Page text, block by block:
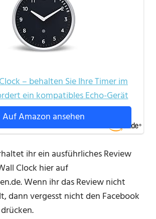
– behalten Sie Ihre Timer im
ein kompatibles Echo-Gerät
Auf Amazon ansehen
ihr ein ausführliches Review
Clock hier auf
Wenn ihr das Review nicht
dann vergesst nicht den Facebook